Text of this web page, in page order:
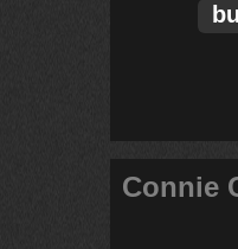
Connie